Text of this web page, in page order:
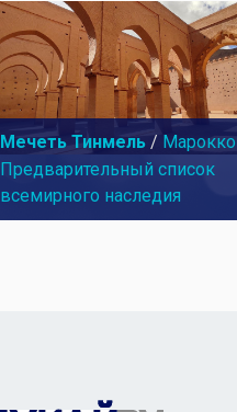
Мечеть Тинмель / Марокко
Предварительный список
всемирного наследия